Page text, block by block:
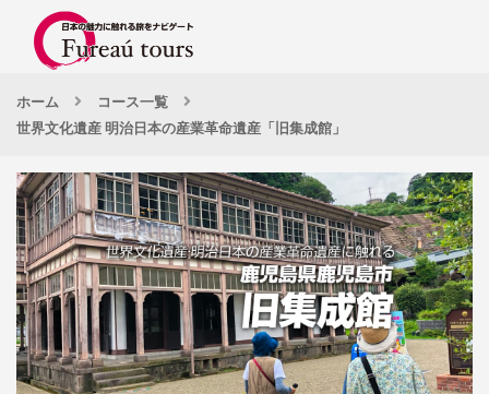
ホーム
コース一覧
世界文化遺産 明治日本の産業革命遺産「旧集成館」